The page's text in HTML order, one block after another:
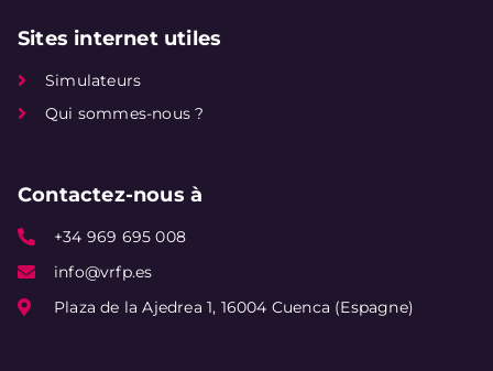
Sites internet utiles
Simulateurs
Qui sommes-nous ?
Contactez-nous à
+34 969 695 008
info@vrfp.es
Plaza de la Ajedrea 1, 16004 Cuenca (Espagne)